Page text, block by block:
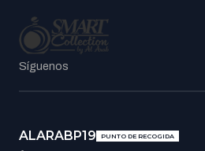
Síguenos
ALARABP19 PUNTO DE RECOGIDA